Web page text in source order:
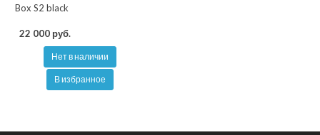
Box S2 black
22 000 руб.
Нет в наличии
В избранное